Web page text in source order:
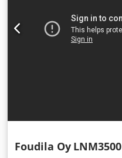
Foudila Oy LNM3500